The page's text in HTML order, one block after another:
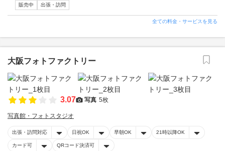
販売中
出張・訪問
全ての料金・サービスを見る
大阪フォトファクトリー
3.07 写真 5枚
写真館・フォトスタジオ
出張・訪問対応 日祝OK 早朝OK 21時以降OK
カード可 QRコード決済可